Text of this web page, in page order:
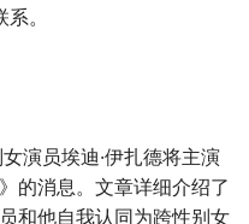
。
演员埃迪·伊扎德将主演
的消息。文章详细介绍了
和他自我认同为跨性别女